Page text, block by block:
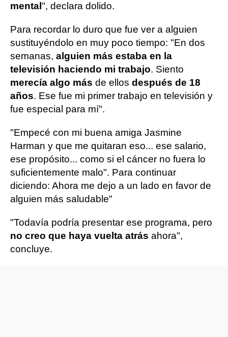
mental ", declara dolido.
Para recordar lo duro que fue ver a alguien
sustituyéndolo en muy poco tiempo: "En dos
semanas, alguien más estaba en la
televisión haciendo mi trabajo. Siento
merecía algo más de ellos después de 18
años. Ese fue mi primer trabajo en televisión y
fue especial para mí".
"Empecé con mi buena amiga Jasmine
Harman y que me quitaran eso... ese salario,
ese propósito... como si el cáncer no fuera lo
suficientemente malo". Para continuar
diciendo: Ahora me dejo a un lado en favor de
alguien más saludable"
"Todavía podría presentar ese programa, pero
no creo que haya vuelta atrás ahora",
concluye.